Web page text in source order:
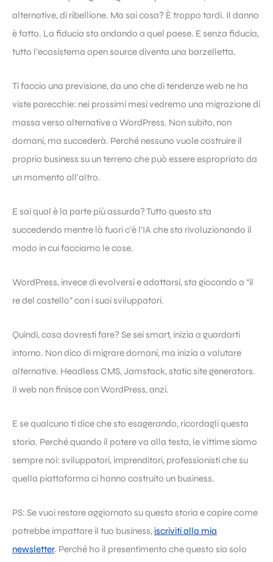
alternative, di ribellione. Ma sai cosa? È troppo tardi. Il danno
è fatto. La fiducia sta andando a quel paese. E senza fiducia,
tutto l’ecosistema open source diventa una barzelletta.
Ti faccio una previsione, da uno che di tendenze web ne ha
viste parecchie: nei prossimi mesi vedremo una migrazione di
massa verso alternative a WordPress. Non subito, non
domani, ma succederà. Perché nessuno vuole costruire il
proprio business su un terreno che può essere espropriato da
un momento all’altro.
E sai qual è la parte più assurda? Tutto questo sta
succedendo mentre là fuori c’è l’IA che sta rivoluzionando il
modo in cui facciamo le cose.
WordPress, invece di evolversi e adattarsi, sta giocando a “il
re del castello” con i suoi sviluppatori.
Quindi, cosa dovresti fare? Se sei smart, inizia a guardarti
intorno. Non dico di migrare domani, ma inizia a valutare
alternative. Headless CMS, Jamstack, static site generators.
Il web non finisce con WordPress, anzi.
E se qualcuno ti dice che sto esagerando, ricordagli questa
storia. Perché quando il potere va alla testa, le vittime siamo
sempre noi: sviluppatori, imprenditori, professionisti che su
quella piattaforma ci hanno costruito un business.
PS: Se vuoi restare aggiornato su questa storia e capire come
potrebbe impattare il tuo business, iscriviti alla mia
newsletter. Perché ho il presentimento che questo sia solo